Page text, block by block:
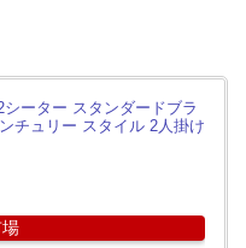
ーター スタンダードブラ
チュリー スタイル 2人掛け